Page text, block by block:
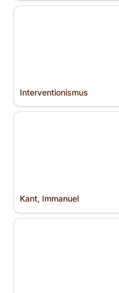
Interventionismus
Interventionismus
Kant, Immanuel
Kant, Immanuel
Keynes, John Maynard